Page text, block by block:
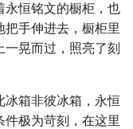
永恒铭文的橱柜，也
手伸进去，橱柜里
晃而过，照亮了刻
箱非彼冰箱，永恒
极为苛刻，在这里